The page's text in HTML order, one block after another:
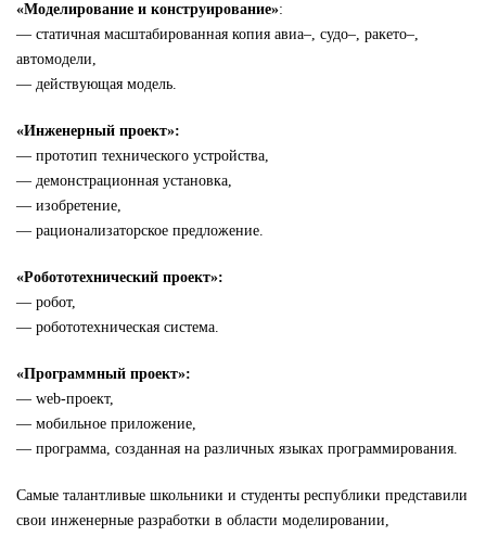
«Моделирование и конструирование»:
— статичная масштабированная копия авиа–, судо–, ракето–,
автомодели,
— действующая модель.
«Инженерный проект»:
— прототип технического устройства,
— демонстрационная установка,
— изобретение,
— рационализаторское предложение.
«Робототехнический проект»:
— робот,
— робототехническая система.
«Программный проект»:
— web-проект,
— мобильное приложение,
— программа, созданная на различных языках программирования.
Самые талантливые школьники и студенты республики представили
свои инженерные разработки в области моделировании,